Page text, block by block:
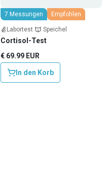
7 Messungen Empfohlen
Labortest Speichel
Cortisol-Test
€ 69.99 EUR
In den Korb